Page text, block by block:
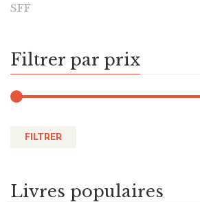
SFF
Filtrer par prix
FILTRER
Livres populaires